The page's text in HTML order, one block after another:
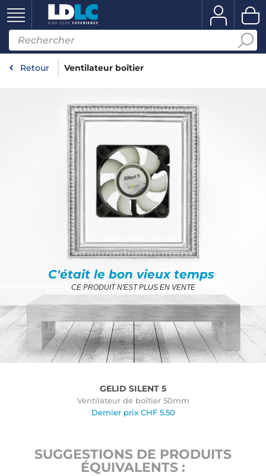
Retour Ventilateur boîtier
C'était le bon vieux temps
CE PRODUIT N'EST PLUS EN VENTE
GELID SILENT 5
Ventilateur de boîtier 50mm
Dernier prix CHF5.50
SUGGESTIONS DE PRODUITS
ÉQUIVALENTS :